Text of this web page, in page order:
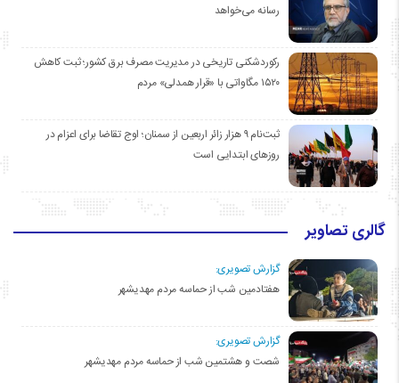
رسانه می‌خواهد
رکوردشکنی تاریخی در مدیریت مصرف برق کشور؛ ثبت کاهش
۱۵۲۰ مگاواتی با «قرار همدلی» مردم
ثبت‌نام ۹ هزار زائر اربعین از سمنان؛ اوج تقاضا برای اعزام در
روزهای ابتدایی است
گالری تصاویر
گزارش تصویری:
هفتادمین شب از حماسه مردم مهدیشهر
گزارش تصویری:
شصت و هشتمین شب از حماسه مردم مهدیشهر